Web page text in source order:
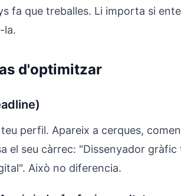
fa que treballes. Li importa si
la.
d'optimitzar
perfil. Apareix a cerques,
el seu càrrec: "Dissenyador gràfic
Això no diferencia.